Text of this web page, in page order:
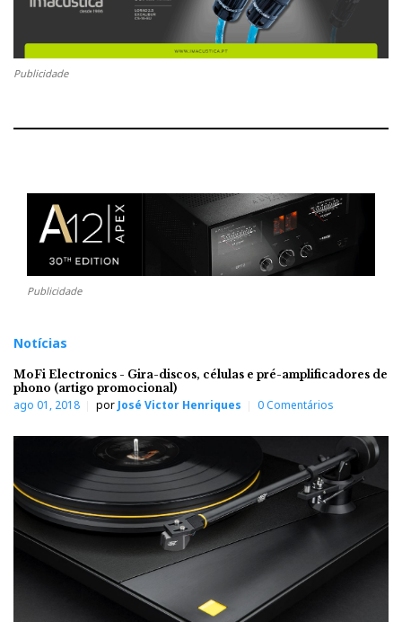
Publicidade
Publicidade
Notícias
MoFi Electronics - Gira-discos, células e pré-amplificadores de
phono (artigo promocional)
ago 01, 2018 por José Victor Henriques 0 Comentários